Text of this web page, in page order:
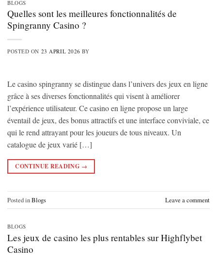
BLOGS
Quelles sont les meilleures fonctionnalités de
Spingranny Casino ?
POSTED ON 23 APRIL 2026 BY
Le casino spingranny se distingue dans l’univers des jeux en ligne
grâce à ses diverses fonctionnalités qui visent à améliorer
l’expérience utilisateur. Ce casino en ligne propose un large
éventail de jeux, des bonus attractifs et une interface conviviale, ce
qui le rend attrayant pour les joueurs de tous niveaux. Un
catalogue de jeux varié […]
CONTINUE READING →
Posted inBlogs Leave a comment
BLOGS
Les jeux de casino les plus rentables sur Highflybet
Casino